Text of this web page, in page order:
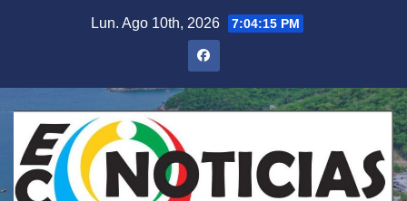
Lun. Ago 10th, 2026 7:04:17 PM